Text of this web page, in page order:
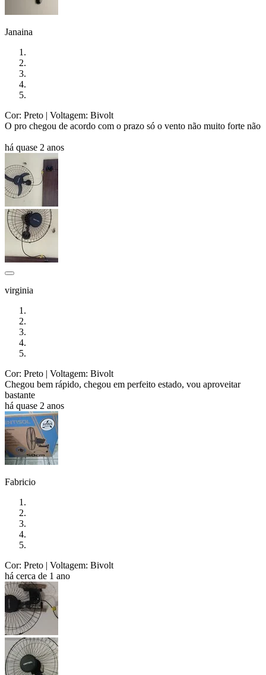
Janaina
Cor: Preto | Voltagem: Bivolt
O pro chegou de acordo com o prazo só o vento não muito forte não
há quase 2 anos
virginia
Cor: Preto | Voltagem: Bivolt
Chegou bem rápido, chegou em perfeito estado, vou aproveitar
bastante
há quase 2 anos
Fabricio
Cor: Preto | Voltagem: Bivolt
há cerca de 1 ano